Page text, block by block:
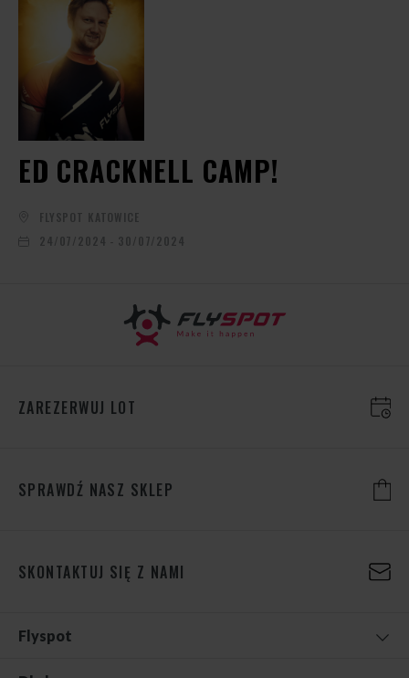
ED CRACKNELL CAMP!
FLYSPOT KATOWICE
24/07/2024 - 30/07/2024
ZAREZERWUJ LOT
SPRAWDŹ NASZ SKLEP
SKONTAKTUJ SIĘ Z NAMI
Flyspot